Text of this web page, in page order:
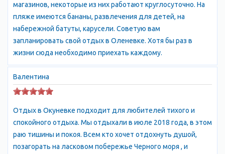
Экологически чистый район, отсутствие промышленного
производства, наличие пляжа . Пляжи песчаные , чистое и
теплое море делают
это место особенно привлекательным для семейного отдыха
хозяйственный. Некоторые магазины работают практически
круглосуточно. Кафешки.
Нет проблем с фруктами и овощами. Можно купить мясо
молодого барашка и приготовить шашлык. Есть свой рынок.
магазинов, некоторые из них работают круглосуточно. На
пляже имеются бананы, развлечения для детей, на
набережной батуты, карусели. Советую вам
запланировать свой отдых в Оленевке. Хотя бы раз в
жизни сюда необходимо приехать каждому.
Валентина
Отдых в Окуневке подходит для любителей тихого и
спокойного отдыха. Мы отдыхали в июле 2018 года, в этом
раю тишины и покоя. Всем кто хочет отдохнуть душой,
позагорать на ласковом побережье Черного моря , и